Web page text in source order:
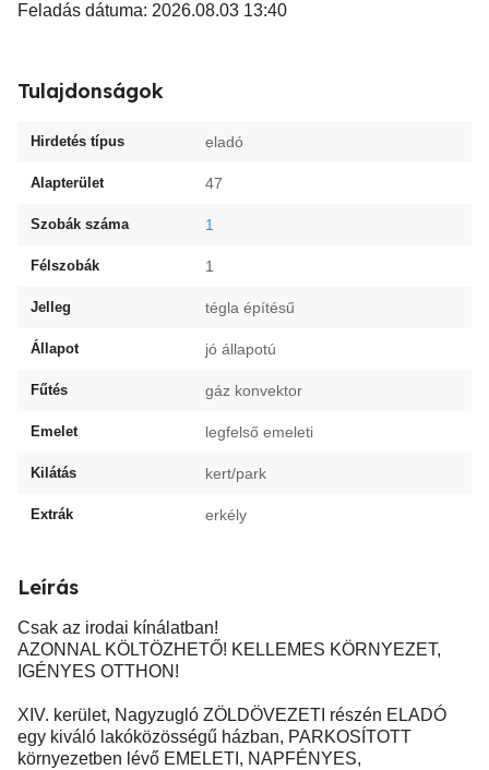
Feladás dátuma: 2026.08.03 13:40
Tulajdonságok
Hirdetés típus eladó
Alapterület 47
Szobák száma 1
Félszobák 1
Jelleg tégla építésű
Állapot jó állapotú
Fűtés gáz konvektor
Emelet legfelső emeleti
Kilátás kert/park
Extrák erkély
Leírás
Csak az irodai kínálatban!
AZONNAL KÖLTÖZHETŐ! KELLEMES KÖRNYEZET,
IGÉNYES OTTHON!
XIV. kerület, Nagyzugló ZÖLDÖVEZETI részén ELADÓ
egy kiváló lakóközösségű házban, PARKOSÍTOTT
környezetben lévő EMELETI, NAPFÉNYES,